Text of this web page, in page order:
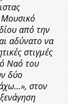
Μουσικό
από την
αδύνατο να
στιγμές
Ναό του
δύο
στον